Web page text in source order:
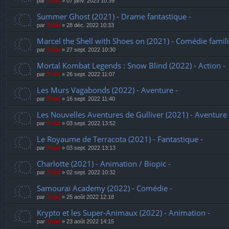
Summer Ghost (2021) - Drame fantastique -
par Thãd » 28 déc. 2022 10:33
Marcel the Shell with Shoes on (2021) - Comédie
par Thãd » 27 sept. 2022 10:30
Mortal Kombat Legends : Snow Blind (2022) - Action -
par Thãd » 26 sept. 2022 11:07
Les Murs Vagabonds (2022) - Aventure -
par Thãd » 16 sept. 2022 11:40
Les Nouvelles Aventures de Gulliver (2021) - Aventure
par Thãd » 03 sept. 2022 13:52
Le Royaume de Terracota (2021) - Fantastique -
par Thãd » 03 sept. 2022 13:13
Charlotte (2021) - Animation / Biopic -
par Thãd » 02 sept. 2022 10:32
Samouraï Academy (2022) - Comédie -
par Thãd » 25 août 2022 12:18
Krypto et les Super-Animaux (2022) - Animation -
par Thãd » 23 août 2022 14:15